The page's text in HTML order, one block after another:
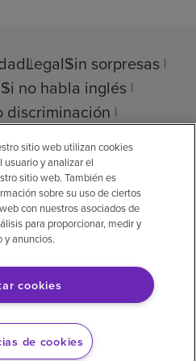
LegalSin sorpresas
Si no habla inglés
discriminación
los proveedores
Health Corporation
de cookies
con la ayuda de
La versión en inglés
sitio web utilizan cookies
y analizar el
sitio web. También es
sobre su uso de ciertos
con nuestros asociados de
para proporcionar, medir y
y anuncios.
cookies
de cookies